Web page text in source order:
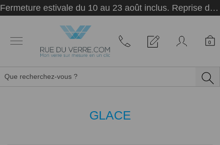
Fermeture estivale du 10 au 23 août inclus. Reprise des activités le 24 août.
0
GLACE
Panneau de gestion des cookies